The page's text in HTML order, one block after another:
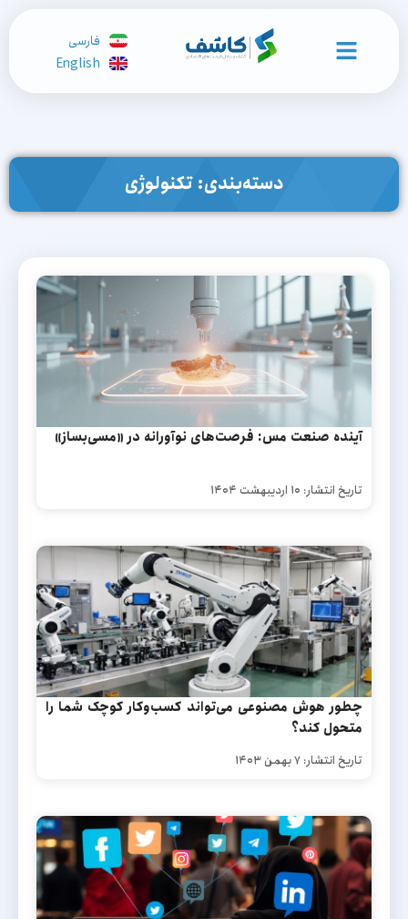
English
فارسی
دسته‌بندی: تکنولوژی
آینده صنعت مس: فرصت‌های نوآورانه در «مسی‌بساز»
تاریخ انتشار: ۱۰ اردیبهشت ۱۴۰۴
چطور هوش مصنوعی می‌تواند کسب‌وکار کوچک شما را
متحول کند؟
تاریخ انتشار: ۷ بهمن ۱۴۰۳